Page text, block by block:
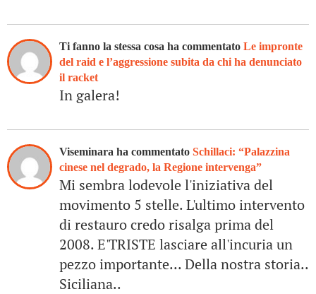
Ti fanno la stessa cosa ha commentato Le impronte
del raid e l’aggressione subita da chi ha denunciato
il racket
In galera!
Viseminara ha commentato Schillaci: “Palazzina
cinese nel degrado, la Regione intervenga”
Mi sembra lodevole l'iniziativa del
movimento 5 stelle. L'ultimo intervento
di restauro credo risalga prima del
2008. E'TRISTE lasciare all'incuria un
pezzo importante... Della nostra storia..
Siciliana..